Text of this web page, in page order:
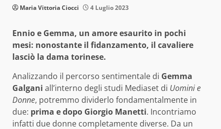
Maria Vittoria Ciocci 4 Luglio 2023
Ennio e Gemma, un amore esaurito in pochi
mesi: nonostante il fidanzamento, il cavaliere
lasciò la dama torinese.
Analizzando il percorso sentimentale di Gemma
Galgani all’interno degli studi Mediaset di Uomini e
Donne, potremmo dividerlo fondamentalmente in
due: prima e dopo Giorgio Manetti. Incontriamo
infatti due donne completamente diverse. Da un